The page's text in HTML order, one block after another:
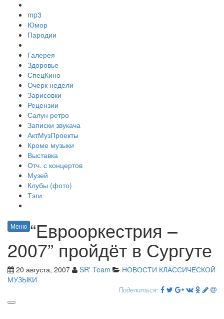
mp3
Юмор
Пародии
Галерея
Здоровье
СпецКино
Очерк недели
Зарисовки
Рецензии
Салун ретро
Записки звукача
АктМузПроекты
Кроме музыки
Выставка
Отч. с концертов
Музей
Клубы (фото)
Тэги
Меню “Еврооркестрия –
2007” пройдёт в Сургуте
20 августа, 2007 SR' Team
НОВОСТИ КЛАССИЧЕСКОЙ
МУЗЫКИ
Поделиться: